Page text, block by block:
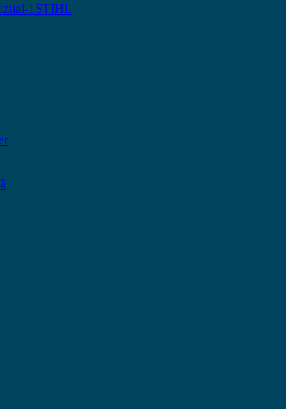
STIHL